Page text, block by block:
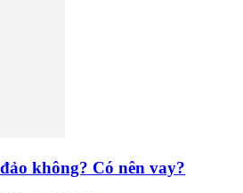
không? Có nên vay?